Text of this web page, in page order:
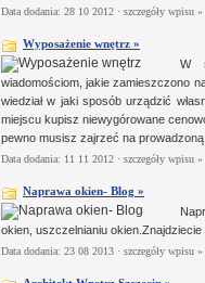
Data dodania: 28 10 2012 · szczegóły wpisu »
Wyposażenie wnętrz »
W
wiadomościom, jakie zamieszczono
wiedział w jaki sposób urządzić
miejscu kupisz niewygórowane
pewno musisz zajrzeć na
Data dodania: 11 11 2012 · szczegóły wpisu »
Naprawa okien- Blog »
okien, uszczelnianiu
Data dodania: 23 08 2013 · szczegóły wpisu »